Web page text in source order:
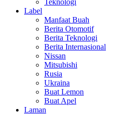
Teknologi
Label
Manfaat Buah
Berita Otomotif
Berita Teknologi
Berita Internasional
Nissan
Mitsubishi
Rusia
Ukraina
Buat Lemon
Buat Apel
Laman